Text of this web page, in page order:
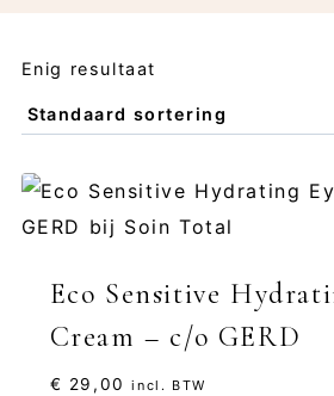
Enig resultaat
Eco Sensitive
Cream – c/o GERD
€ 29,00 incl. BTW